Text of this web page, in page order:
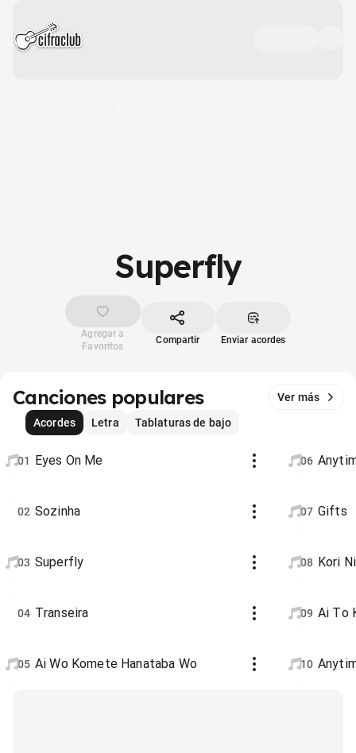
Superfly
Agregar a
Favoritos
Compartir Enviar acordes
Canciones populares
Ver más
Acordes
Letra Tablaturas de bajo
01 Eyes On Me
02 Sozinha
03 Superfly
04 Transeira
05 Ai Wo Komete Hanataba Wo
06
07 Gifts
08 Kori
09 Ai To
10